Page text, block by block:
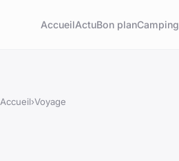
AccueilActuBon planCamping
Accueil›Voyage